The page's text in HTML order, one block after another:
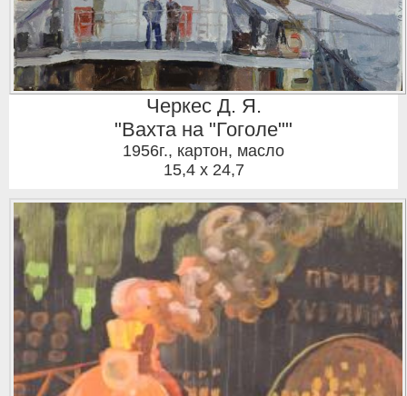
Черкес Д. Я.
"Вахта на "Гоголе""
1956г., картон, масло
15,4 x 24,7